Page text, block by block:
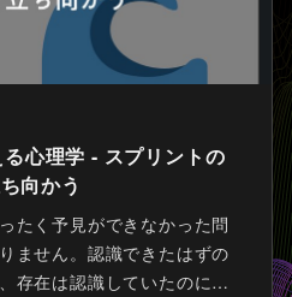
心理学 - スプリントの
向かう
たく予見ができなかった問
ません。認識できたはずの
存在は認識していたのに注